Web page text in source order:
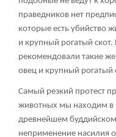
праведников нет
которые есть убийство
и крупный рогатый
рекомендовали такие
овец и крупный рогатый
Самый резкий протест
животных мы находим в
древнейшем буддийском
неприменение насилия